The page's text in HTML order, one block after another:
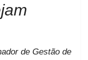
de Gestão de